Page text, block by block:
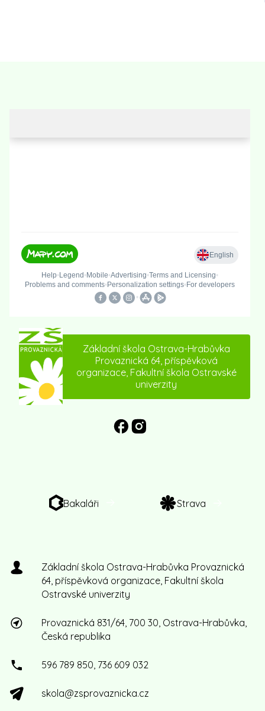
Základní škola Ostrava-Hrabůvka
Provaznická 64, příspěvková
organizace, Fakultní škola Ostravské
univerzity
Bakaláři Strava
Základní škola Ostrava-Hrabůvka Provaznická
64, příspěvková organizace, Fakultní škola
Ostravské univerzity
Provaznická 831/64, 700 30, Ostrava-Hrabůvka,
Česká republika
596 789 850, 736 609 032
skola@zsprovaznicka.cz